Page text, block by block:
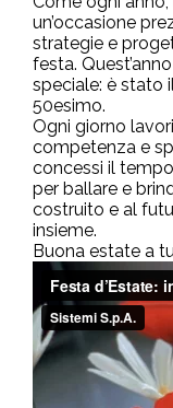
un’occasione
strategie e
festa.
speciale: è stato
50esimo.
Ogni giorno
competenza e
concessi il
per ballare e
costruito e al
insieme.
Buona estate a